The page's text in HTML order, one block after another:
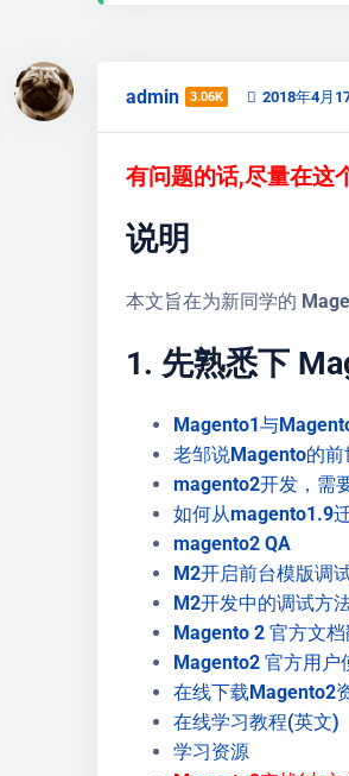
admin 3.06K 2018年4月
有问题的话,尽量在这
说明
本文旨在为新同学的
1. 先熟悉下
Magento1与
老邹说Magento的前
magento2开发，需
如何从magento1.9
magento2 QA
M2开启前台模版调
M2开发中的调试方
Magento 2 官方文
Magento2 官方用户
在线下载Magento2
在线学习教程(英文)
学习资源